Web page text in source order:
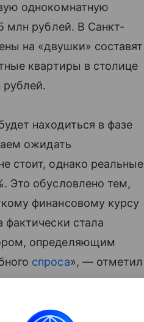
однокомнатную
млн рублей. В Санкт-
на «двушки» составят
квартиры в столице
находиться в фазе
ожидать
стоит, однако реальные
Это обусловлено тем,
финансовому курсу
фактически стала
определяющим
спроса», — отметил